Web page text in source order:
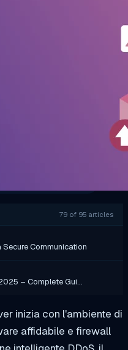
79 of 95 articles
Secure Communication
– Complete Gui…
inizia con l'ambiente di
affidabile e firewall